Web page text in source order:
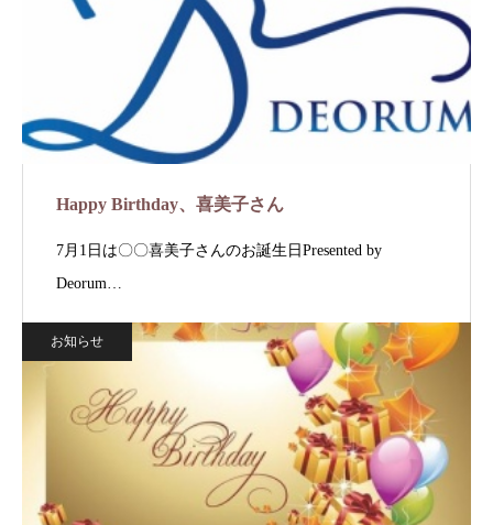
Happy Birthday、喜美子さん
7月1日は〇〇喜美子さんのお誕生日Presented by
Deorum…
お知らせ